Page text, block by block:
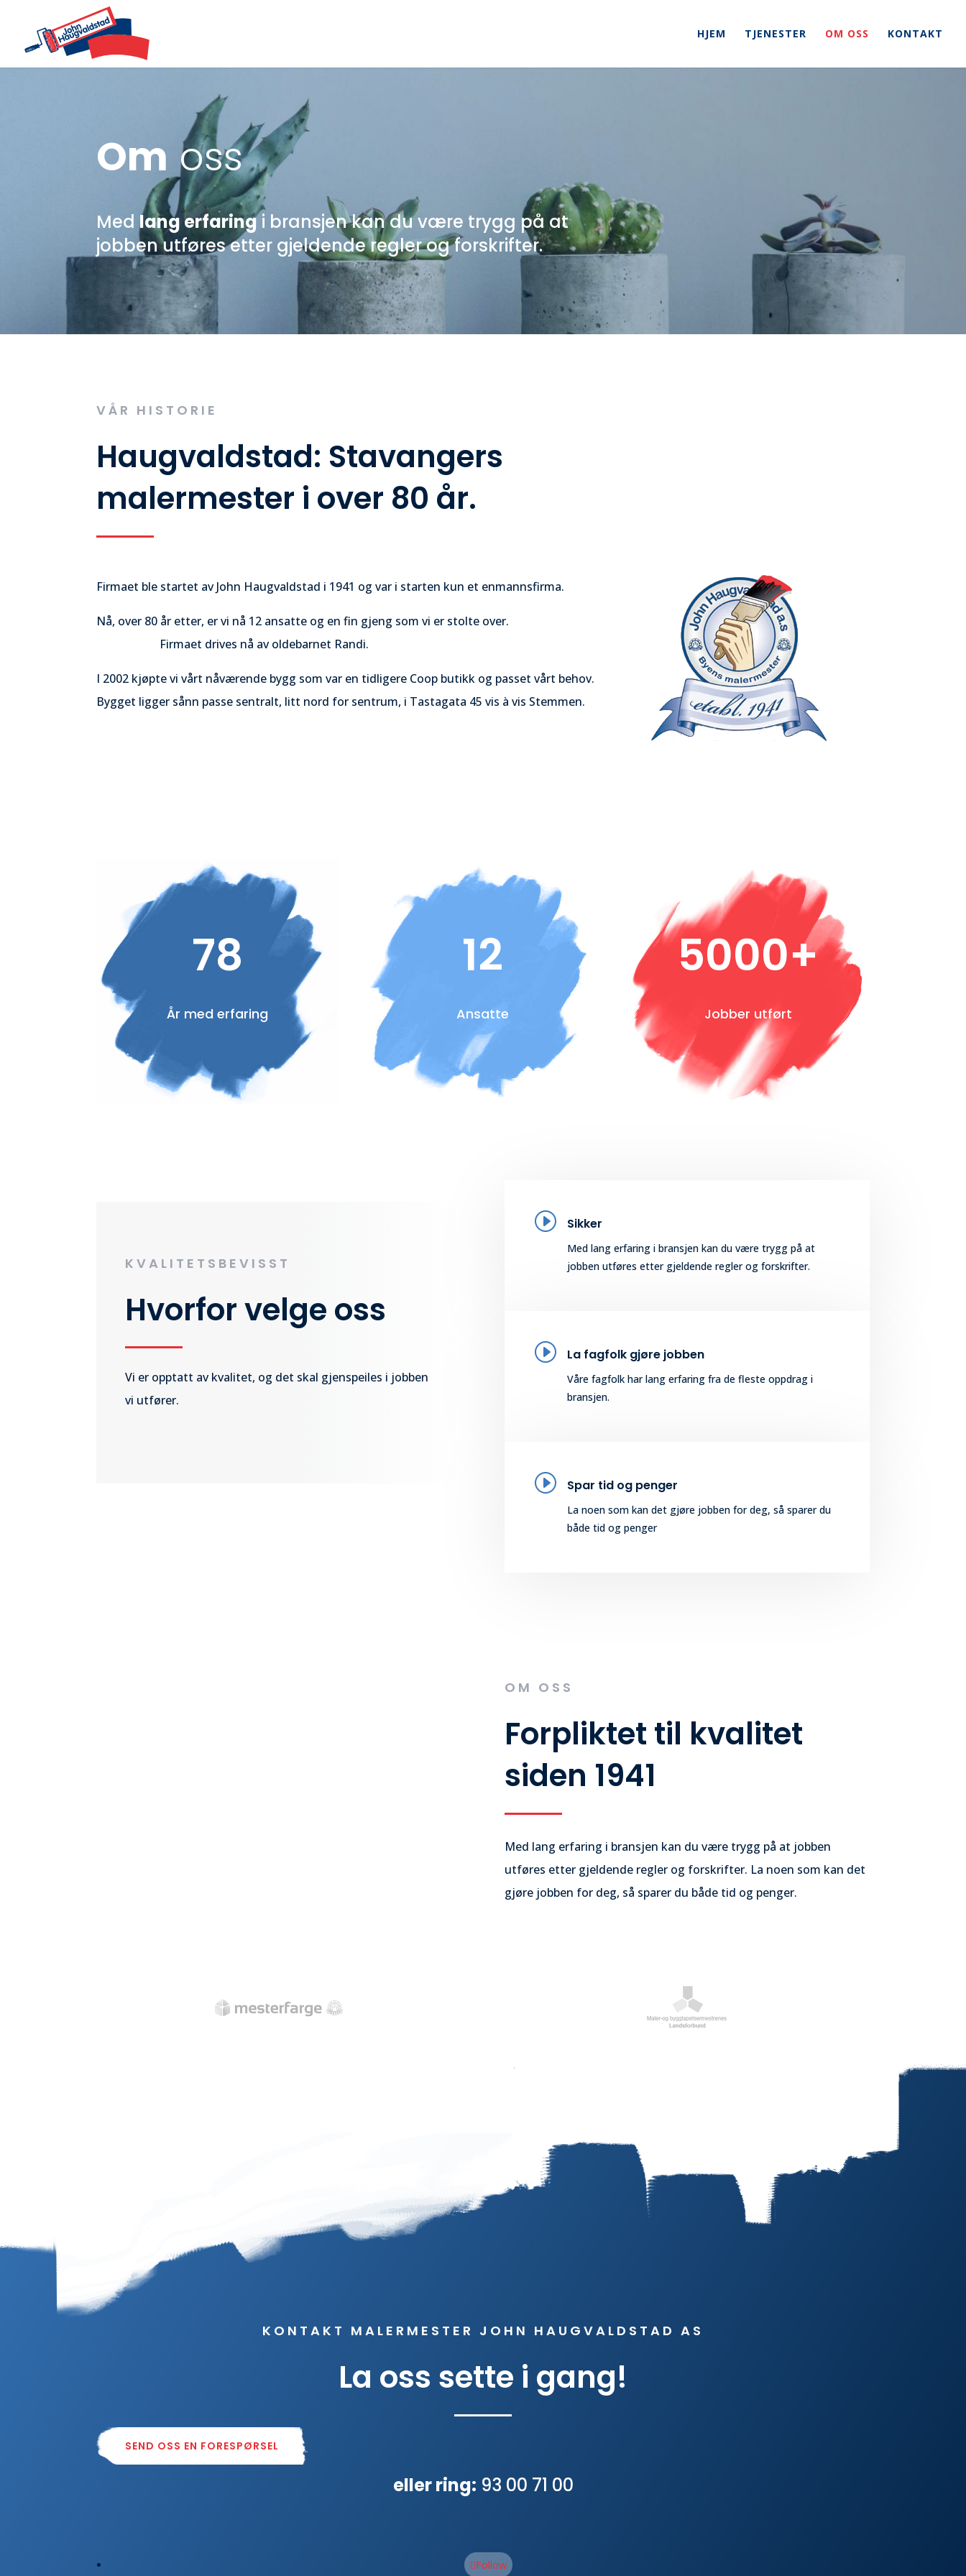
HJEM TJENESTER OM OSS KONTAKT
Om oss
Medlang erfaringi bransjen kan du være trygg på at
jobben utføres etter gjeldende regler og forskrifter.
VÅR HISTORIE
Haugvaldstad: Stavangers
malermester i over 80 år.
Firmaet ble startet av John Haugvaldstad i 1941 og var i starten kun et enmannsfirma.
Nå, over 80 år etter, er vi nå 12 ansatte og en fin gjeng som vi er stolte over.
Firmaet drives nå av oldebarnet Randi.
I 2002 kjøpte vi vårt nåværende bygg som var en tidligere Coop butikk og passet vårt behov.
Bygget ligger sånn passe sentralt, litt nord for sentrum, i Tastagata 45 vis à vis Stemmen.
78
År med erfaring
12
Ansatte
5000+
Jobber utført
KVALITETSBEVISST
Hvorfor velge oss
Vi er opptatt av kvalitet, og det skal gjenspeiles i jobben
vi utfører.
I Sikker
Med lang erfaring i bransjen kan du være trygg på at
jobben utføres etter gjeldende regler og forskrifter.
I La fagfolk gjøre jobben
Våre fagfolk har lang erfaring fra de fleste oppdrag i
bransjen.
I Spar tid og penger
La noen som kan det gjøre jobben for deg, så sparer du
både tid og penger
OM OSS
Forpliktet til kvalitet
siden 1941
Med lang erfaring i bransjen kan du være trygg på at jobben
utføres etter gjeldende regler og forskrifter. La noen som kan det
gjøre jobben for deg, så sparer du både tid og penger.
KONTAKT MALERMESTER JOHN HAUGVALDSTAD AS
La oss sette i gang!
SEND OSS EN FORESPØRSEL
eller ring: 93 00 71 00
Follow